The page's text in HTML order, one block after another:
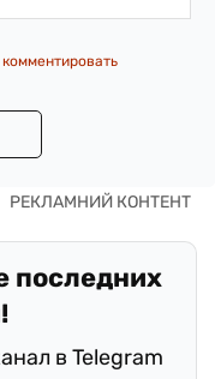
последних
в Telegram